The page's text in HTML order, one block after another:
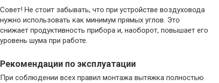
Совет! Не стоит забывать, что при устройстве воздуховода
нужно использовать как минимум прямых углов. Это
снижает продуктивность прибора и, наоборот, повышает его
уровень шума при работе.
Рекомендации по эксплуатации
При соблюдении всех правил монтажа вытяжка полностью